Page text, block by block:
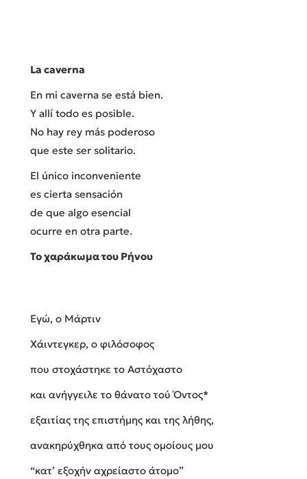
La caverna
En mi caverna se está bien.
Y allí todo es posible.
No hay rey más poderoso
que este ser solitario.
El único inconveniente
es cierta sensación
de que algo esencial
ocurre en otra parte.
Το χαράκωμα του Ρήνου
Εγώ, ο Μάρτιν
Χάιντεγκερ, ο φιλόσοφος
που στοχάστηκε το Αστόχαστο
και ανήγγειλε το θάνατο τού Όντος*
εξαιτίας της επιστήμης και της λήθης,
ανακηρύχθηκα από τους ομοίους μου
“κατ’ εξοχήν αχρείαστο άτομο”